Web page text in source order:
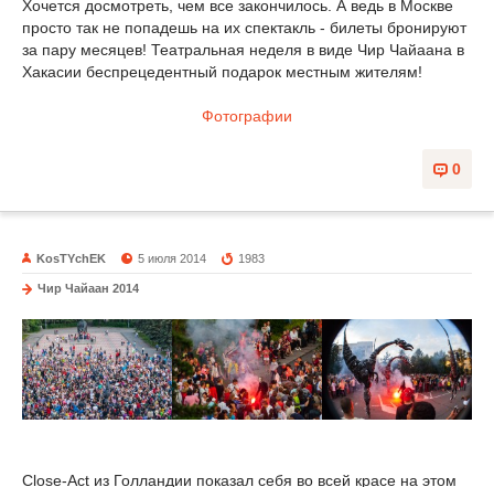
Хочется досмотреть, чем все закончилось. А ведь в Москве
просто так не попадешь на их спектакль - билеты бронируют
за пару месяцев! Театральная неделя в виде Чир Чайаана в
Хакасии беспрецедентный подарок местным жителям!
Фотографии
0
KosTYchEK 5 июля 2014 1983
Чир Чайаан 2014
Close-Act из Голландии показал себя во всей красе на этом